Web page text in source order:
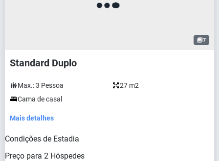
7
Standard Duplo
Max.:3 Pessoa
27 m2
Cama de casal
Mais detalhes
Condições de Estadia
Preço para 2 Hóspedes